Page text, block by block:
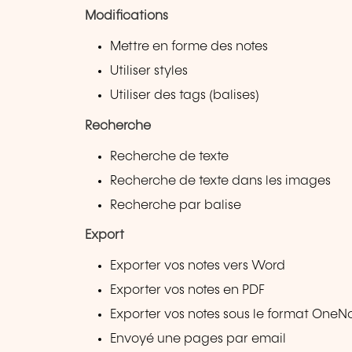
Modifications
Mettre en forme des notes
Utiliser styles
Utiliser des tags (balises)
Recherche
Recherche de texte
Recherche de texte dans les images
Recherche par balise
Export
Exporter vos notes vers Word
Exporter vos notes en PDF
Exporter vos notes sous le format
Envoyé une pages par email